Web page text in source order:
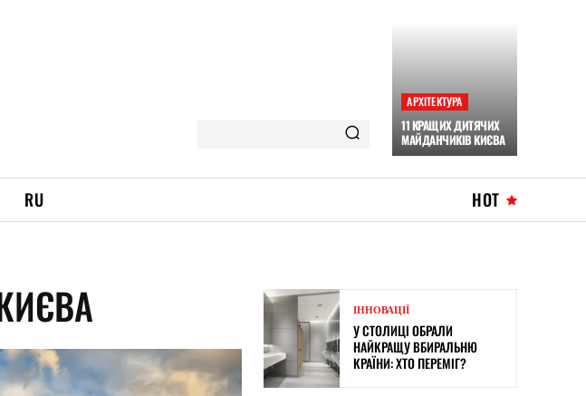
АРХІТЕКТУРА
11 КРАЩИХ ДИТЯЧИХ
МАЙДАНЧИКІВ КИЄВА
RU HOT
ІННОВАЦІЇ
У СТОЛИЦІ ОБРАЛИ
НАЙКРАЩУ ВБИРАЛЬНЮ
КРАЇНИ: ХТО ПЕРЕМІГ?